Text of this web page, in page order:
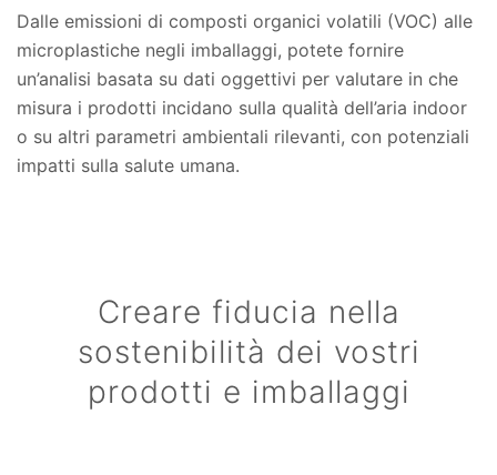
Dalle emissioni di composti organici volatili (VOC) alle
microplastiche negli imballaggi, potete fornire
un’analisi basata su dati oggettivi per valutare in che
misura i prodotti incidano sulla qualità dell’aria indoor
o su altri parametri ambientali rilevanti, con potenziali
impatti sulla salute umana.
Creare fiducia nella
sostenibilità dei vostri
prodotti e imballaggi